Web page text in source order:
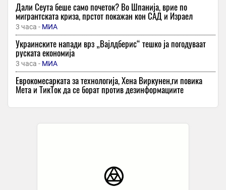
Дали Сеута беше само почеток? Во Шпанија, врие по
мигрантската криза, прстот покажан кон САД и Израел
3 часа - МИА
Украинските напади врз „Вајлдберис“ тешко ја погодуваат
руската економија
3 часа - МИА
Еврокoмесарката за технологија, Хена Виркунен,ги повика
Мета и ТикТок да се борат против дезинформациите
ситуацијата во Украина